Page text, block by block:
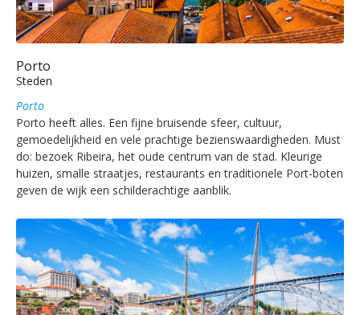
Porto
Steden
Porto
Porto heeft alles. Een fijne bruisende sfeer, cultuur,
gemoedelijkheid en vele prachtige bezienswaardigheden. Must
do: bezoek Ribeira, het oude centrum van de stad. Kleurige
huizen, smalle straatjes, restaurants en traditionele Port-boten
geven de wijk een schilderachtige aanblik.